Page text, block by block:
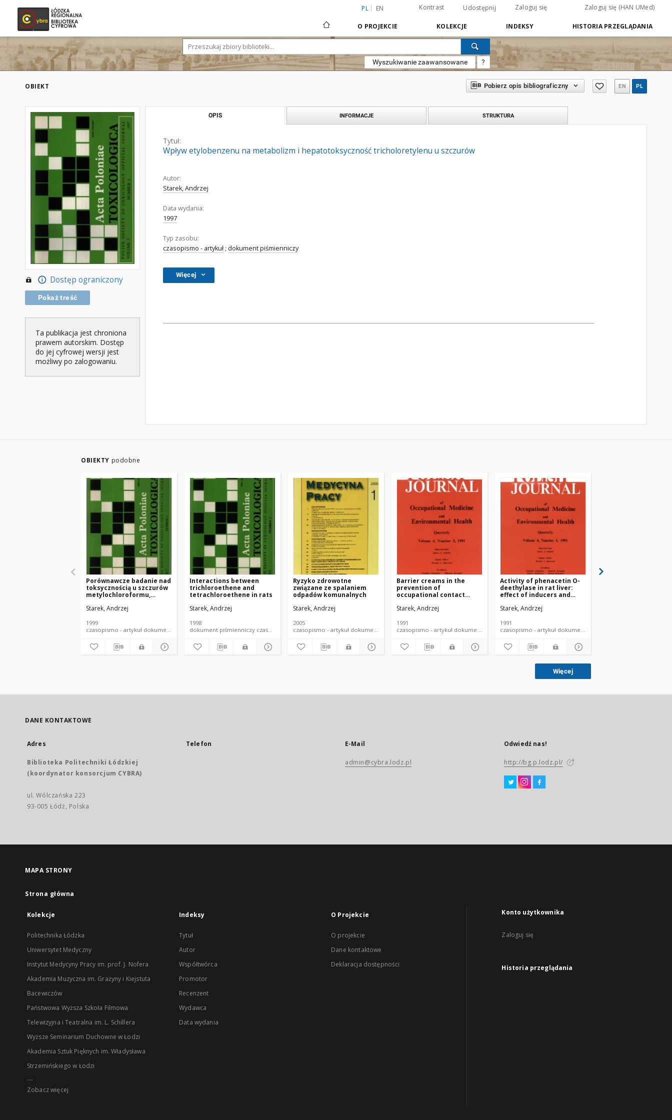
PL EN Kontrast Udostępnij Zaloguj się Zaloguj się (HAN UMed)
O PROJEKCIE KOLEKCJE INDEKSY HISTORIA PRZEGLĄDANIA
Wyszukiwanie zaawansowane ?
OBIEKT Pobierz opis bibliograficzny EN PL
Dostęp ograniczony
Pokaż treść
Ta publikacja jest chroniona
prawem autorskim. Dostęp
do jej cyfrowej wersji jest
możliwy po zalogowaniu.
OPIS INFORMACJE STRUKTURA
Tytuł:
Wpływ etylobenzenu na metabolizm i hepatotoksyczność tricholoretylenu u szczurów
Autor:
Starek, Andrzej
Data wydania:
1997
Typ zasobu:
czasopismo - artykuł ; dokument piśmienniczy
Więcej
OBIEKTY podobne
Porównawcze badanie nad
toksycznością u szczurów
metylochloroformu,
tetrachloroetylenu
picia
Starek, Andrzej
1999
czasopismo - artykuł dokument piśmienniczy
Interactions between
trichloroethene and
tetrachloroethene in rats
Starek, Andrzej
1998
dokument piśmienniczy czasopismo - artykuł
Ryzyko zdrowotne
związane ze spalaniem
odpadów komunalnych
Starek, Andrzej
2005
czasopismo - artykuł dokument piśmienniczy
Barrier creams in the
prevention of
occupational contact
experimental study
Starek, Andrzej
1991
czasopismo - artykuł dokument piśmienniczy
Activity of phenacetin O-
deethylase in rat liver:
effect of inducers and
Starek, Andrzej
1991
czasopismo - artykuł dokument piśmienniczy
Więcej
DANE KONTAKTOWE
Adres
Biblioteka Politechniki Łódzkiej
(koordynator konsorcjum CYBRA)
ul. Wólczańska 223
93-005 Łódź, Polska
Telefon E-Mail
admin@cybra.lodz.pl
Odwiedź nas!
http://bg.p.lodz.pl/
MAPA STRONY
Strona główna
Kolekcje
Politechnika Łódzka
Uniwersytet Medyczny
Instytut Medycyny Pracy im. prof. J. Nofera
Akademia Muzyczna im. Grażyny i Kiejstuta
Bacewiczów
Państwowa Wyższa Szkoła Filmowa
Telewizyjna i Teatralna im. L. Schillera
Wyższe Seminarium Duchowne w Łodzi
Akademia Sztuk Pięknych im. Władysława
Strzemińskiego w Łodzi
...
Zobacz więcej
Indeksy
Tytuł
Autor
Współtwórca
Promotor
Recenzent
Wydawca
Data wydania
O Projekcie
O projekcie
Dane kontaktowe
Deklaracja dostępności
Konto użytkownika
Zaloguj się
Historia przeglądania